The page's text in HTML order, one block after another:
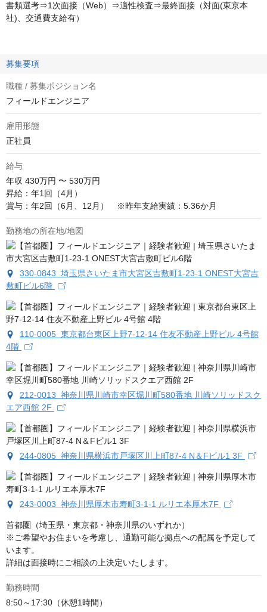
書類選考⇒1次面接（Web）⇒適性検査⇒最終面接（対面(東京本
社)、交通費支給有）
募集要項
職種 / 募集ポジション名
フィールドエンジニア
雇用形態
正社員
給与
年収 430万円 〜 530万円
昇給：年1回（4月）
賞与：年2回（6月、12月）　※昨年支給実績：5.36か月
勤務地の所在地/地図
330-0843 埼玉県さいたま市大宮区吉敷町1-23-1 ONEST大宮吉
敷町ビル6階
110-0005 東京都台東区上野7-12-14 住友不動産上野ビル 4号館
4階
212-0013 神奈川県川崎市幸区堀川町580番地 川崎ソリッドスク
エア西館 2F
244-0805 神奈川県横浜市戸塚区川上町87-4 N＆Fビル1 3F
243-0003 神奈川県厚木市寿町3-1-1 ルリエ本厚木7F
首都圏（埼玉県・東京都・神奈川県のいずれか）
※ご希望やお住まいを考慮し、通勤可能な拠点への配属を予定して
います。
詳細は面接時にご相談の上決定いたします。
勤務時間
8:50～17:30（休憩1時間）